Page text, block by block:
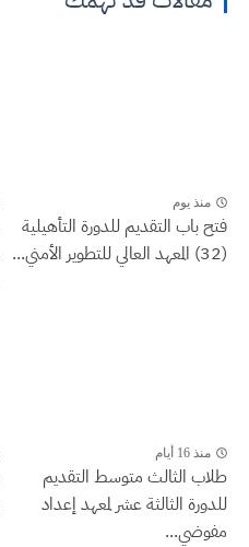
منذ يوم
فتح باب التقديم للدورة التأهيلية
(32) المعهد العالي للتطوير الأمني...
منذ 16 أيام
طلاب الثالث متوسط التقديم
للدورة الثالثة عشر لمعهد إعداد
مفوضي...